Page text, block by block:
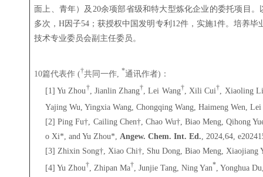
面上、青年）及 20余项部省级和特大型炼化企业的委托项目。
多次，H因子54 ；获授权中国发明专利 12件，实施1件。培养毕
技术专业委员会副主任委员。
10篇代表作 (†共同一作 *通讯作者) ：
[1] Yu Zhou† , Jianlin Zhang† , Lei Wang† , Xili Cui†
, Xiaoling
Yajing Wu, Yingxia Wang, Chongqing Wang, Haimeng Wen,
[2] Ping Fu†, Cailing Chen†, Chao Wu†, Biao Meng, Qihong
o Xi*, and Yu Zhou*,Angew. Chem. Int. Ed., 2024,64,
[3] Zhixin Song†, Xiao Chi†, Shu Dong, Biao Meng,
[4] Yu Zhou† , Zhipan Ma† , Junjie Tang, Ning Yan* , Yonghua